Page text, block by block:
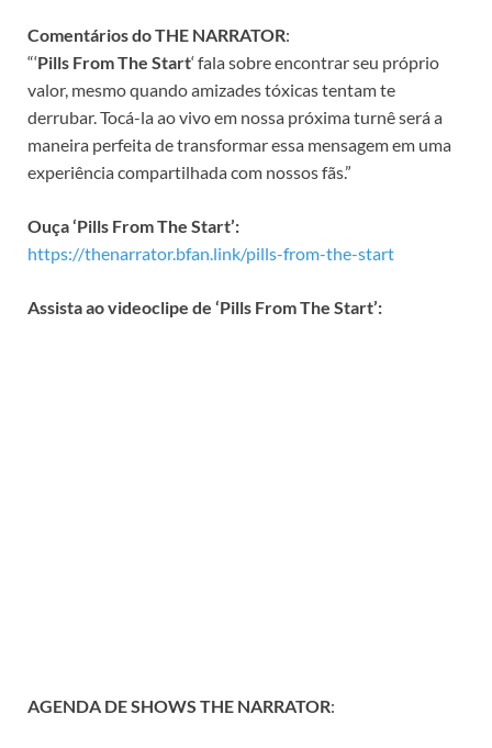
Comentários do THE NARRATOR:
“‘Pills From The Start‘ fala sobre encontrar seu próprio
valor, mesmo quando amizades tóxicas tentam te
derrubar. Tocá-la ao vivo em nossa próxima turnê será a
maneira perfeita de transformar essa mensagem em uma
experiência compartilhada com nossos fãs.”
Ouça ‘Pills From The Start’:
https://thenarrator.bfan.link/pills-from-the-start
Assista ao videoclipe de ‘Pills From The Start’:
AGENDA DE SHOWS THE NARRATOR: